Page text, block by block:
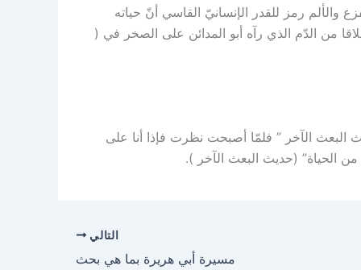
رمز للقدر الإنسانيّ القاسي أنّ حياته
من الدّم الذي رآه أبو المدائن على الصخر في (
البعث الآخر ” فلمّا أصبحت نظرت فإذا أنا على
الحياة” (حديث البعث الآخر ).
التالي
مسيرة أبي هريرة بما هي بحث